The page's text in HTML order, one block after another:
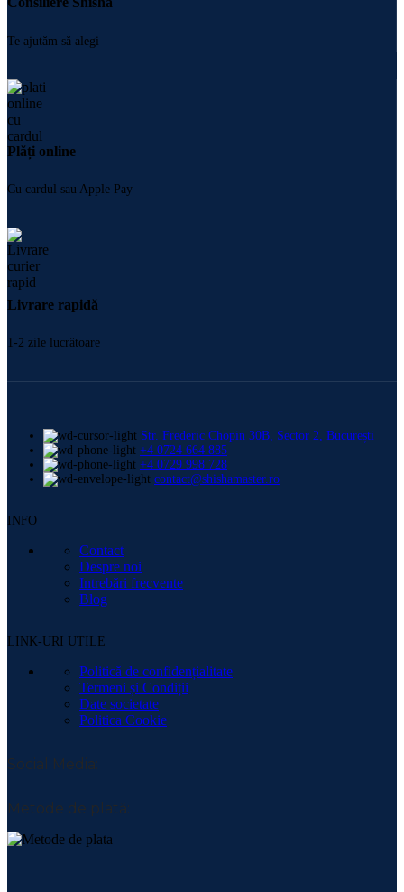
Te ajutăm să alegi
Plăți online
Cu cardul sau Apple Pay
Livrare rapidă
1-2 zile lucrătoare
Str. Frederic Chopin 30B, Sector 2, București
+4 0724 664 885
+4 0729 998 728
contact@shishamaster.ro
INFO
Contact
Despre noi
Intrebări frecvente
Blog
LINK-URI UTILE
Politică de confidențialitate
Termeni și Condiții
Date societate
Politica Cookie
Social Media:
Metode de plată: